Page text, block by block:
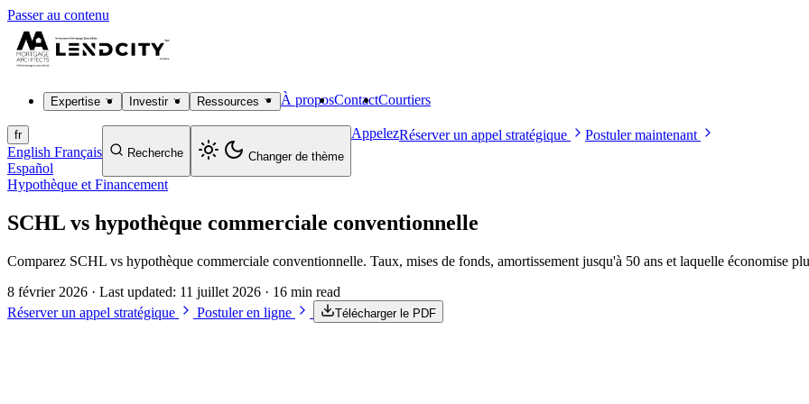
Passer au contenu
Expertise Investir Ressources À proposContactCourtiers
fr
English Français
Español
Recherche Changer de thème
AppelezRéserver un appel stratégique Postuler maintenant
Hypothèque et Financement
SCHL vs hypothèque commerciale conventionnelle
Comparez SCHL vs hypothèque commerciale conventionnelle. Taux, mises de fonds, amortissement jusqu'à 50 ans et laquelle économise
8 février 2026 · Last updated: 11 juillet 2026 · 16 min read
Réserver un appel stratégique
Postuler en ligne Télécharger le PDF